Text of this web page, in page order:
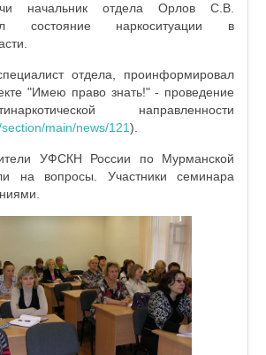
начальник отдела Орлов С.В.
состояние наркоситуации в
отдела, проинформировал
"Имею право знать!" - проведение
направленности
main/news/121).
УФСКН России по Мурманской
на вопросы. Участники семинара